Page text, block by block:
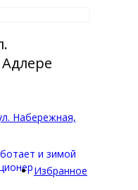
Избранное